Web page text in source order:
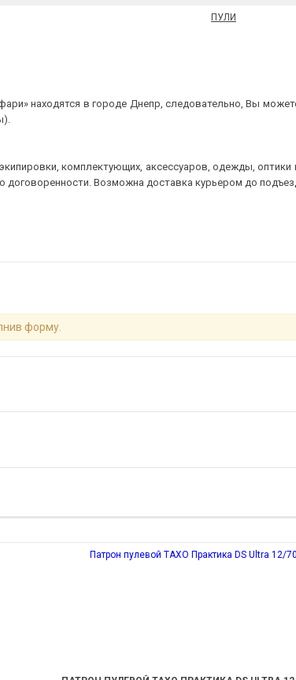
ПУЛИ
находятся в городе Днепр, следовательно, Вы
комплектующих, аксессуаров, одежды,
договоренности. Возможна доставка курьером до
форму.